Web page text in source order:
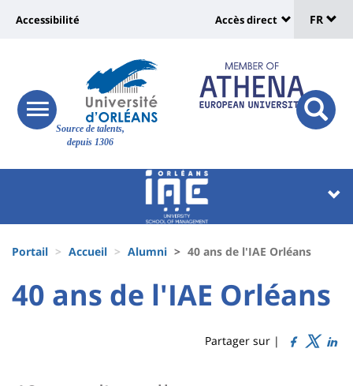
Site
Source de talents,
depuis 1306
Recherche
responsive
menu
button
Université
vers
page
accessibilité
Accessibilité
:
Shortcut
links
Accès direct
de
FR
Block
liste
des
composantes
d'Ariane
Portail Accueil Alumni 40 ans de l'IAE Orléans
University
University
Titre
40 ans de l'IAE Orléans
Partager sur |
Contenu